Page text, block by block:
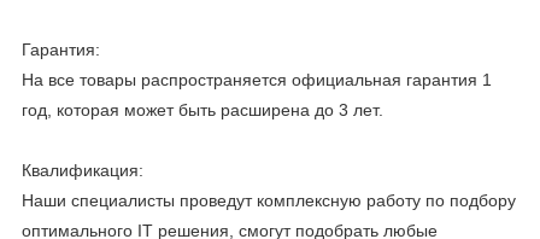
Гарантия:
На все товары распространяется официальная гарантия 1
год, которая может быть расширена до 3 лет.
Квалификация:
Наши специалисты проведут комплексную работу по подбору
оптимального IT решения, смогут подобрать любые